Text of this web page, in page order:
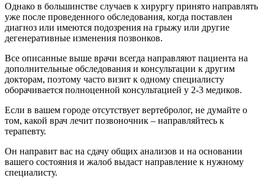
Однако в большинстве случаев к хирургу принято направлять
уже после проведенного обследования, когда поставлен
диагноз или имеются подозрения на грыжу или другие
дегенеративные изменения позвонков.
Все описанные выше врачи всегда направляют пациента на
дополнительные обследования и консультации к другим
докторам, поэтому часто визит к одному специалисту
оборачивается полноценной консультацией у 2-3 медиков.
Если в вашем городе отсутствует вертебролог, не думайте о
том, какой врач лечит позвоночник – направляйтесь к
терапевту.
Он направит вас на сдачу общих анализов и на основании
вашего состояния и жалоб выдаст направление к нужному
специалисту.